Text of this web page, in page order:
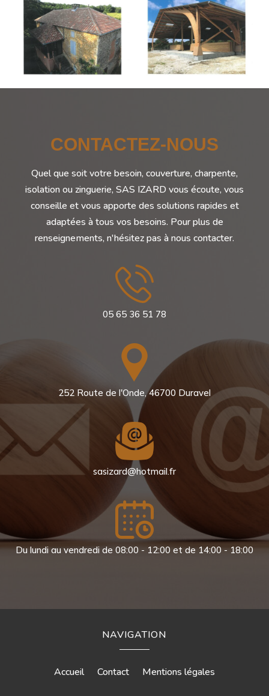
CONTACTEZ-NOUS
Quel que soit votre besoin, couverture, charpente,
isolation ou zinguerie, SAS IZARD vous écoute, vous
conseille et vous apporte des solutions rapides et
adaptées à tous vos besoins. Pour plus de
renseignements, n'hésitez pas à nous contacter.
05 65 36 51 78
252 Route de l'Onde, 46700 Duravel
sasizard@hotmail.fr
Du lundi au vendredi de 08:00 - 12:00 et de 14:00 - 18:00
NAVIGATION
Accueil Contact Mentions légales